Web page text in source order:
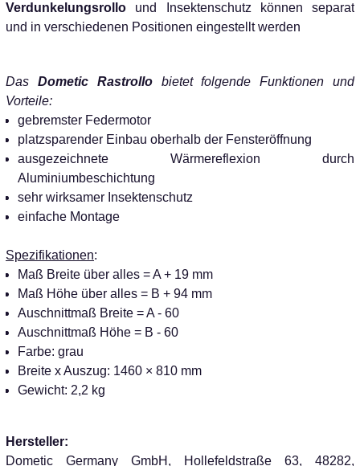
Verdunkelungsrollo und Insektenschutz können separat
und in verschiedenen Positionen eingestellt werden
Das Dometic Rastrollo bietet folgende Funktionen und
Vorteile:
gebremster Federmotor
platzsparender Einbau oberhalb der Fensteröffnung
ausgezeichnete Wärmereflexion durch
Aluminiumbeschichtung
sehr wirksamer Insektenschutz
einfache Montage
Spezifikationen:
Maß Breite über alles = A + 19 mm
Maß Höhe über alles = B + 94 mm
Auschnittmaß Breite = A - 60
Auschnittmaß Höhe = B - 60
Farbe: grau
Breite x Auszug: 1460 × 810 mm
Gewicht: 2,2 kg
Hersteller:
Dometic Germany GmbH, Hollefeldstraße 63, 48282,